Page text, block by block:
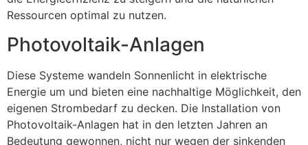
Ressourcen optimal zu nutzen.
Photovoltaik-Anlagen
Diese Systeme wandeln Sonnenlicht in elektrische
Energie um und bieten eine nachhaltige Möglichkeit, den
eigenen Strombedarf zu decken. Die Installation von
Photovoltaik-Anlagen hat in den letzten Jahren an
Bedeutung gewonnen, nicht nur wegen der sinkenden